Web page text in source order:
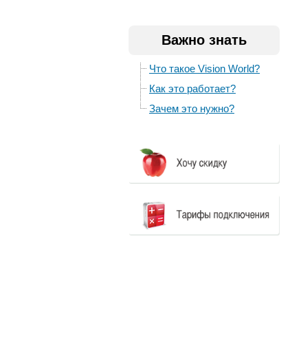
Важно знать
Что такое Vision World?
Как это работает?
Зачем это нужно?